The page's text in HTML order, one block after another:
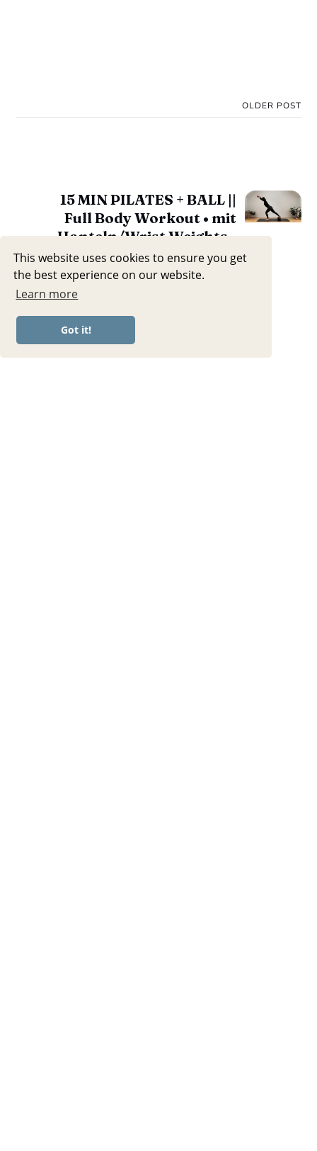
This website uses cookies to ensure you get
the best experience on our website.
Learn more
Got it!
OLDER POST
15 MIN PILATES + BALL ||
Full Body Workout • mit
Hanteln/Wrist Weights •
sanft zu den Händen 🫶